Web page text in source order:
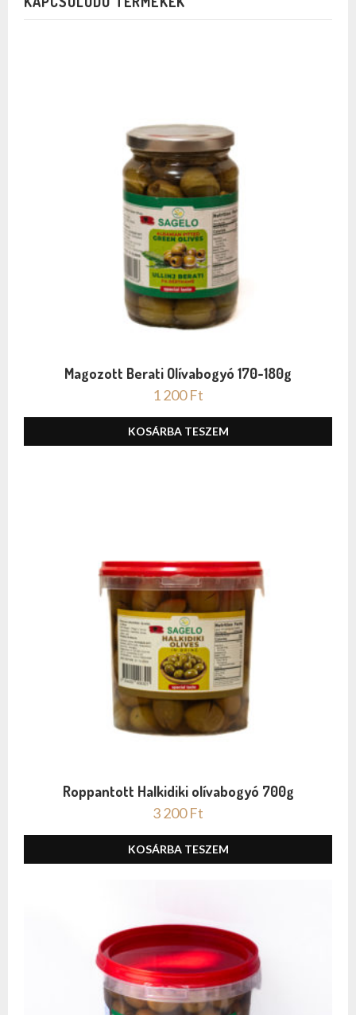
Magozott Berati Olívabogyó 170-180g
1 200Ft
KOSÁRBA TESZEM
Roppantott Halkidiki olívabogyó 700g
3 200Ft
KOSÁRBA TESZEM